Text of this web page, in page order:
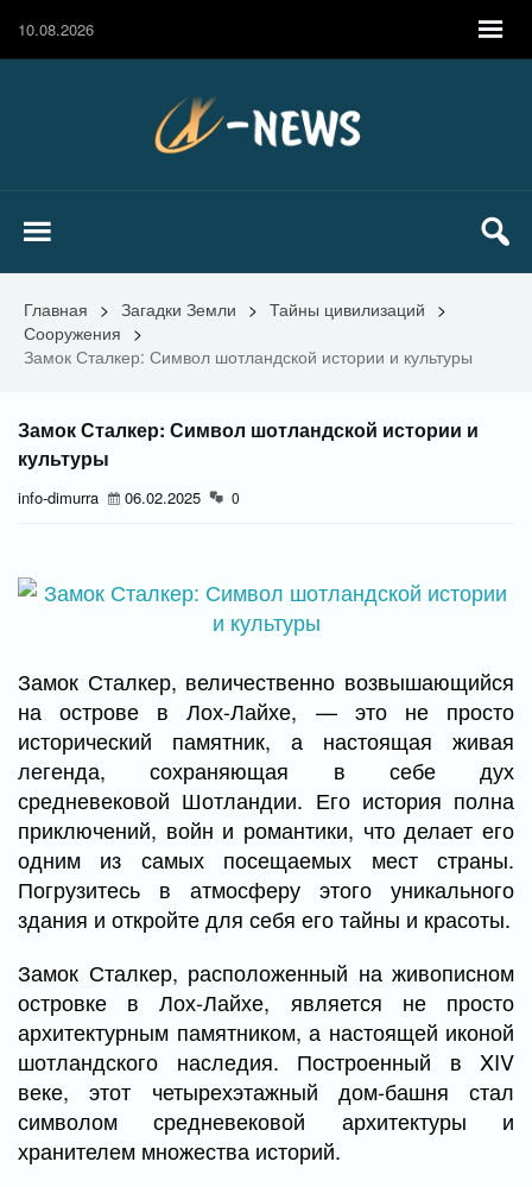
10.08.2026
Главная > Загадки Земли > Тайны цивилизаций >
Сооружения >
Замок Сталкер: Символ шотландской истории и культуры
Замок Сталкер: Символ шотландской истории и
культуры
info-dimurra 06.02.2025 0
Замок Сталкер, величественно возвышающийся
на острове в Лох-Лайхе, — это не просто
исторический памятник, а настоящая живая
легенда, сохраняющая в себе дух
средневековой Шотландии. Его история полна
приключений, войн и романтики, что делает его
одним из самых посещаемых мест страны.
Погрузитесь в атмосферу этого уникального
здания и откройте для себя его тайны и красоты.
Замок Сталкер, расположенный на живописном
островке в Лох-Лайхе, является не просто
архитектурным памятником, а настоящей иконой
шотландского наследия. Построенный в XIV
веке, этот четырехэтажный дом-башня стал
символом средневековой архитектуры и
хранителем множества историй.